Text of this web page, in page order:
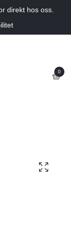
direkt hos oss.
0